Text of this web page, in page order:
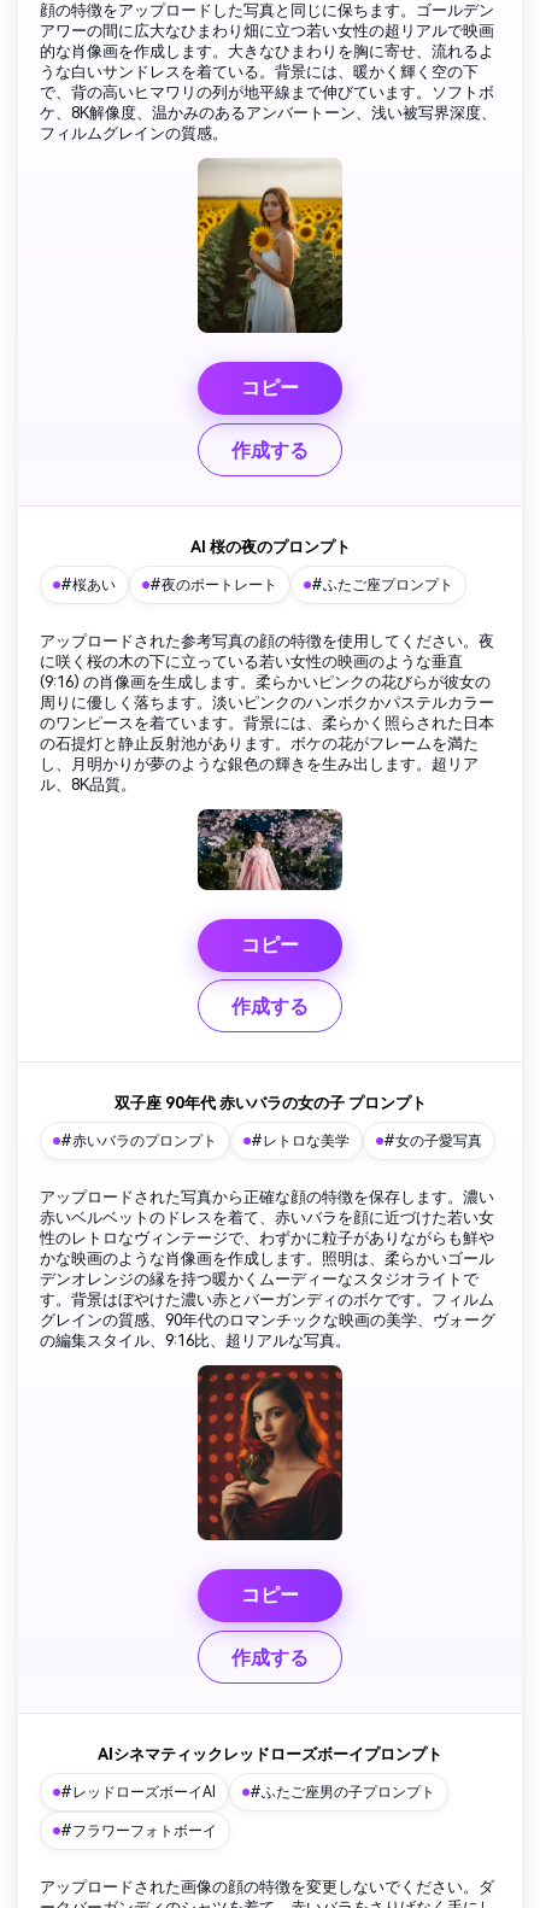
顔の特徴をアップロードした写真と同じに保ちます。ゴールデン
アワーの間に広大なひまわり畑に立つ若い女性の超リアルで映画
的な肖像画を作成します。大きなひまわりを胸に寄せ、流れるよ
うな白いサンドレスを着ている。背景には、暖かく輝く空の下
で、背の高いヒマワリの列が地平線まで伸びています。ソフトボ
ケ、8K解像度、温かみのあるアンバートーン、浅い被写界深度、
フィルムグレインの質感。
コピー
作成する
AI 桜の夜のプロンプト
#桜あい #夜のポートレート #ふたご座プロンプト
アップロードされた参考写真の顔の特徴を使用してください。夜
に咲く桜の木の下に立っている若い女性の映画のような垂直
(9:16) の肖像画を生成します。柔らかいピンクの花びらが彼女の
周りに優しく落ちます。淡いピンクのハンボクかパステルカラー
のワンピースを着ています。背景には、柔らかく照らされた日本
の石提灯と静止反射池があります。ボケの花がフレームを満た
し、月明かりが夢のような銀色の輝きを生み出します。超リア
ル、8K品質。
コピー
作成する
双子座 90年代 赤いバラの女の子 プロンプト
#赤いバラのプロンプト #レトロな美学 #女の子愛写真
アップロードされた写真から正確な顔の特徴を保存します。濃い
赤いベルベットのドレスを着て、赤いバラを顔に近づけた若い女
性のレトロなヴィンテージで、わずかに粒子がありながらも鮮や
かな映画のような肖像画を作成します。照明は、柔らかいゴール
デンオレンジの縁を持つ暖かくムーディーなスタジオライトで
す。背景はぼやけた濃い赤とバーガンディのボケです。フィルム
グレインの質感、90年代のロマンチックな映画の美学、ヴォーグ
の編集スタイル、9:16比、超リアルな写真。
コピー
作成する
AIシネマティックレッドローズボーイプロンプト
#レッドローズボーイAI #ふたご座男の子プロンプト
#フラワーフォトボーイ
アップロードされた画像の顔の特徴を変更しないでください。ダ